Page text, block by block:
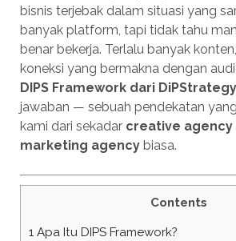
bisnis terjebak dalam situasi yang
banyak platform, tapi tidak tahu
benar bekerja. Terlalu banyak
koneksi yang bermakna dengan
DIPS Framework dari DiPStrategy
jawaban — sebuah pendekatan
kami dari sekadar creative agency
marketing agencybiasa.
Contents
1Apa Itu DIPS Framework?